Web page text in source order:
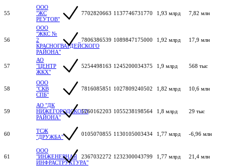
55
ООО
"ЖС
РЕУТОВ"
7702820663 1137746731770 1,93 млрд 7,82 млн
56
ООО
"ЖКС №
2
КРАСНОГВАРДЕЙСКОГО
РАЙОНА"
7806386539 1089847175000 1,92 млрд 17,9 млн
57
АО
"ЦЕНТР
ЖКХ"
5254498163 1245200034375 1,9 млрд 568 тыс
58
ООО
"СКВ
СПБ"
7816085851 1027809240502 1,82 млрд 10,6 млн
59
АО "ДК
НИЖЕГОРОДСКОГО
РАЙОНА"
5260162203 1055238198564 1,8 млрд 29 тыс
60
ТСЖ
"ДРУЖБА"
0105070855 1130105003434 1,77 млрд -6,96 млн
61
ООО
"ИНЖЕНЕРНАЯ
ИНФРАСТРУКТУРА"
2367032272 1232300043799 1,77 млрд 21,4 млн